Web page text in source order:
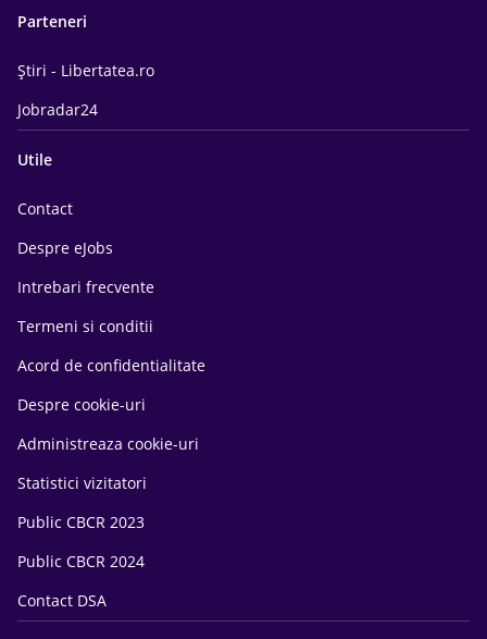
Parteneri
Știri - Libertatea.ro
Jobradar24
Utile
Contact
Despre eJobs
Intrebari frecvente
Termeni si conditii
Acord de confidentialitate
Despre cookie-uri
Administreaza cookie-uri
Statistici vizitatori
Public CBCR 2023
Public CBCR 2024
Contact DSA